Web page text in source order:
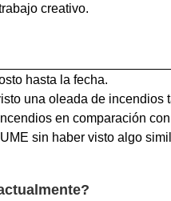
creativo.
hasta la fecha.
una oleada de incendios
en comparación
sin haber visto algo